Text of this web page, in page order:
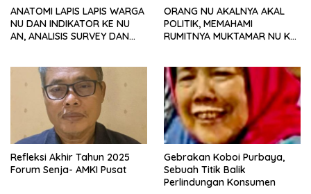
ANATOMI LAPIS LAPIS WARGA
NU DAN INDIKATOR KE NU
AN, ANALISIS SURVEY DAN
ORANG NU AKALNYA AKAL
POLITIK, MEMAHAMI
RUMITNYA MUKTAMAR NU KE
Refleksi Akhir Tahun 2025
Forum Senja- AMKI Pusat
Gebrakan Koboi Purbaya,
Sebuah Titik Balik
Perlindungan Konsumen